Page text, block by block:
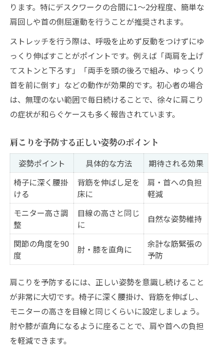
ります。特にデスクワークの合間に1～2分程度、簡単な
肩回しや首の側屈運動を行うことが推奨されます。
ストレッチを行う際は、呼吸を止めず反動をつけずにゆ
っくり伸ばすことがポイントです。例えば「両肩を上げ
てストンと下ろす」「両手を頭の後ろで組み、ゆっくり
首を前に倒す」などの動作が効果的です。初心者の場合
は、無理のない範囲で毎日続けることで、徐々に肩こり
の症状が和らぐケースも多く報告されています。
肩こりを予防する正しい姿勢のポイント
姿勢ポイント 具体的な方法
期待される効果
椅子に深く腰掛
ける
背筋を伸ばし足を
床に
肩・首への負担
軽減
モニター高さ調
整
目線の高さと同じ
に
自然な姿勢維持
関節の角度を90
度
肘・膝を直角に
余計な筋緊張の
予防
肩こりを予防するには、正しい姿勢を意識し続けること
が非常に大切です。椅子に深く腰掛け、背筋を伸ばし、
モニターの高さを目線と同じくらいに設定しましょう。
肘や膝が直角になるように座ることで、肩や首への負担
を軽減できます。